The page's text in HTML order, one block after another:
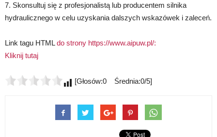
7. Skonsultuj się z profesjonalistą lub producentem silnika
hydraulicznego w celu uzyskania dalszych wskazówek i zaleceń.
Link tagu HTMLdo strony https://www.aipuw.pl/:
Kliknij tutaj
[Głosów:0 Średnia:0/5]